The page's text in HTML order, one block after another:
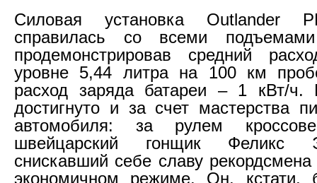
Силовая установка Outlander
справилась со всеми
продемонстрировав средний
уровне 5,44 литра на 100 км
расход заряда батареи – 1 кВт/ч.
достигнуто и за счет мастерства
автомобиля: за рулем
швейцарский гонщик Феликс
снискавший себе славу
экономичном режиме. Он, кстати,